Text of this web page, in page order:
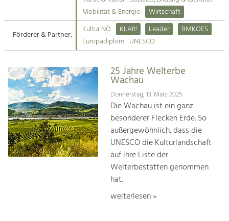
Suche
Impressum
Kontakt
Tourismus
Angebotsentwicklung und
Kunst & Kultur
Handwerk, Wissenschaft und Forschung.
Soziales, Bildung &
Identität
Gleichberechtigung, Jugend und
Integration
Mobilität & Energie
Klimawandel, öffentlicher Verkehr und
Mobilität & Energie
Wirtschaft
Förderer & Partner:
Kultur NÖ KLAR! Leader
BMKOES
Europadiplom UNESCO
25 Jahre Welterbe
Wachau
Donnerstag, 13. März 2025
Die Wachau ist ein ganz
besonderer Flecken Erde. So
außergewöhnlich, dass die
UNESCO die Kulturlandschaft
auf ihre Liste der
Welterbestätten genommen
hat.
weiterlesen »